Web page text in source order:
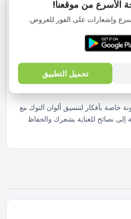
التي تضمن متانة التوك وثبات
شعرك وتألقه لأطول فترة ممكنة.
لتواكب أحدث صيحات الموضة في عالم
الكلاسيكية، أو المزينة بالخرز
المبتكرة.
وسلسة، حيث يمكنكِ تصفية
المناسبة، وحتى السعر، لتجدي
خاصة بأفكار لتنسيق ألوان التوك مع
إلى نصائح للعناية بشعرك والحفاظ
الأسرع من موقعنا!
وإشعارات على الفور للعروض.
تحميل التطبيق